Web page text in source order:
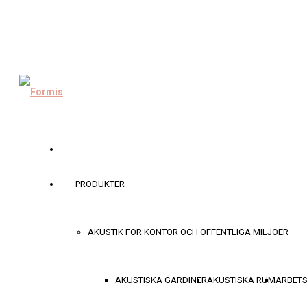
PRODUKTER
AKUSTIK FÖR KONTOR OCH OFFENTLIGA MILJÖER
AKUSTISKA GARDINERAKUSTISKA RUM